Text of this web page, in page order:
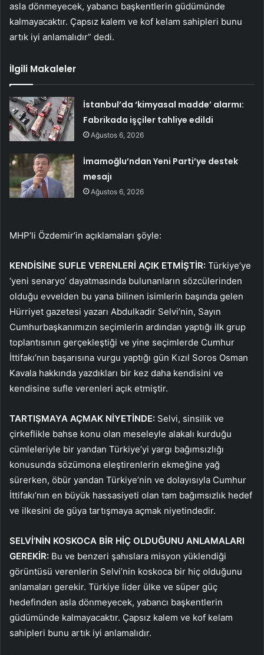
asla dönmeyecek, yabancı başkentlerin güdümünde
kalmayacaktır. Çapsız kalem ve kof kelam sahipleri bunu
artık iyi anlamalıdır” dedi.
İlgili Makaleler
İstanbul’da ‘kimyasal madde’ alarmı:
Fabrikada işçiler tahliye edildi
Ağustos 6, 2026
İmamoğlu’ndan Yeni Parti’ye destek
mesajı
Ağustos 6, 2026
MHP’li Özdemir’in açıklamaları şöyle:
KENDİSİNE SUFLE VERENLERİ AÇIK ETMİŞTİR: Türkiye’ye
‘yeni senaryo’ dayatmasında bulunanların sözcülerinden
olduğu evvelden bu yana bilinen isimlerin başında gelen
Hürriyet gazetesi yazarı Abdulkadir Selvi’nin, Sayın
Cumhurbaşkanımızın seçimlerin ardından yaptığı ilk grup
toplantısının gerçekleştiği ve yine seçimlerde Cumhur
İttifakı’nın başarısına vurgu yaptığı gün Kızıl Soros Osman
Kavala hakkında yazdıkları bir kez daha kendisini ve
kendisine sufle verenleri açık etmiştir.
TARTIŞMAYA AÇMAK NİYETİNDE: Selvi, sinsilik ve
çirkeflikle bahse konu olan meseleyle alakalı kurduğu
cümleleriyle bir yandan Türkiye’yi yargı bağımsızlığı
konusunda sözümona eleştirenlerin ekmeğine yağ
sürerken, öbür yandan Türkiye’nin ve dolayısıyla Cumhur
İttifakı’nın en büyük hassasiyeti olan tam bağımsızlık hedef
ve ilkesini de güya tartışmaya açmak niyetindedir.
SELVİ’NİN KOSKOCA BİR HİÇ OLDUĞUNU ANLAMALARI
GEREKİR: Bu ve benzeri şahıslara misyon yüklendiği
görüntüsü verenlerin Selvi’nin koskoca bir hiç olduğunu
anlamaları gerekir. Türkiye lider ülke ve süper güç
hedefinden asla dönmeyecek, yabancı başkentlerin
güdümünde kalmayacaktır. Çapsız kalem ve kof kelam
sahipleri bunu artık iyi anlamalıdır.